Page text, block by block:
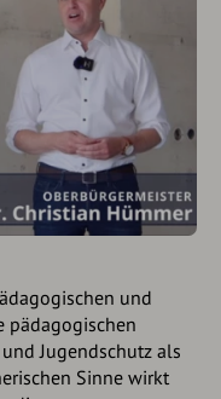
und
pädagogischen
Jugendschutz als
Sinne wirkt